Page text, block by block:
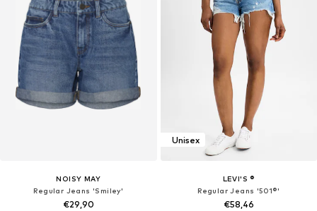
NOISY MAY
Regular Jeans 'Smiley'
€29,90
Unisex
LEVI'S ®
Regular Jeans '501®'
€58,46